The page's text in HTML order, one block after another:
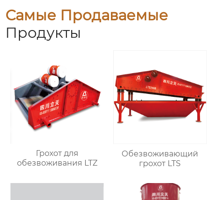
Самые Продаваемые
Продукты
Грохот для
обезвоживания LTZ
Обезвоживающий
грохот LTS